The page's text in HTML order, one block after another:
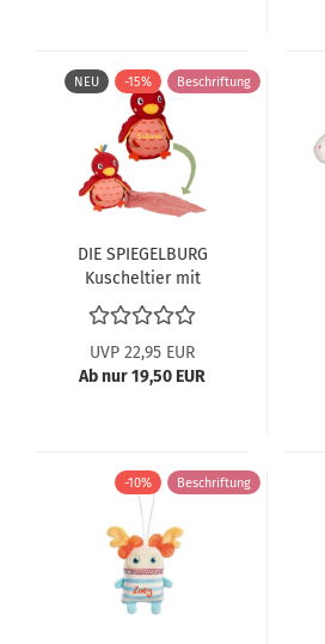
NEU -15% Beschriftung
DIE SPIEGELBURG
Kuscheltier mit
Schnuffeltuch
Paradiesvogel 22882
UVP 22,95 EUR
Ab nur 19,50 EUR
-10% Beschriftung